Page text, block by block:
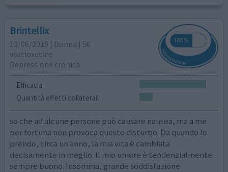
Brintellix
13/06/2019 | Donna | 56
vortioxetine
Depressione cronica
Efficacia
Quantità effetti collaterali
so che ad alcune persone può causare nausea, ma a me
per fortuna non provoca questo disturbo. Da quando lo
prendo, circa un anno, la mia vita è cambiata
decisamente in meglio. Il mio umore è tendenzialmente
sempre buono. Insomma, grande soddisfazione